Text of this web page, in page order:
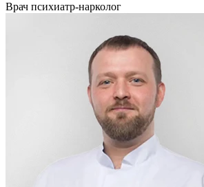
Врач психиатр-нарколог